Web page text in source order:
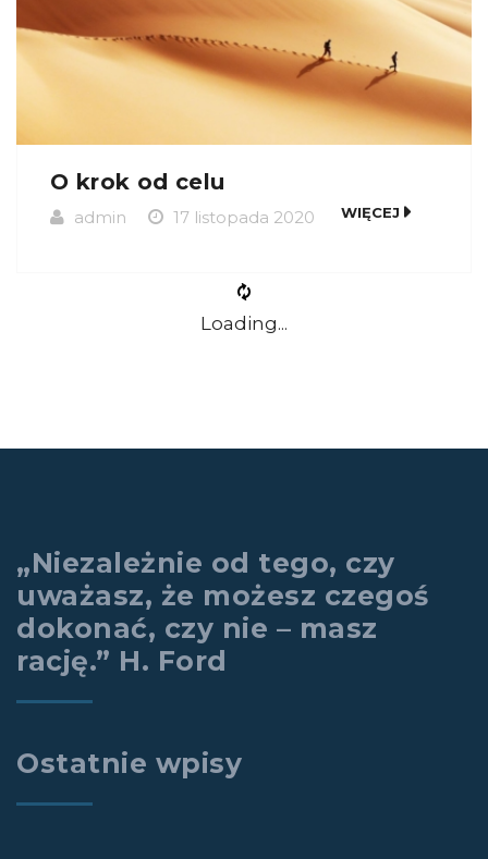
O krok od celu
admin 17 listopada 2020 WIĘCEJ
Loading...
„Niezależnie od tego, czy
uważasz, że możesz czegoś
dokonać, czy nie – masz
rację.” H. Ford
Ostatnie wpisy